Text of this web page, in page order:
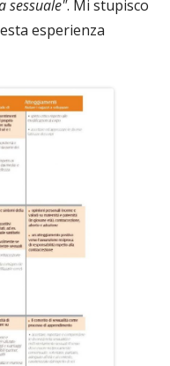
sessuale". Mi stupisco
esperienza